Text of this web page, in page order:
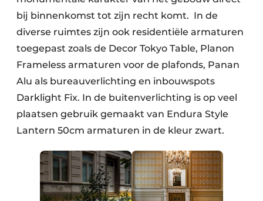
bij binnenkomst tot zijn recht komt. In de
diverse ruimtes zijn ook residentiële armaturen
toegepast zoals de Decor Tokyo Table, Planon
Frameless armaturen voor de plafonds, Panan
Alu als bureauverlichting en inbouwspots
Darklight Fix. In de buitenverlichting is op veel
plaatsen gebruik gemaakt van Endura Style
Lantern 50cm armaturen in de kleur zwart.